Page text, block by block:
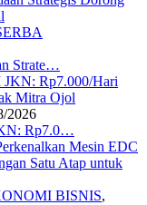
Strate…
2026
Rp7.0…
BISNIS,